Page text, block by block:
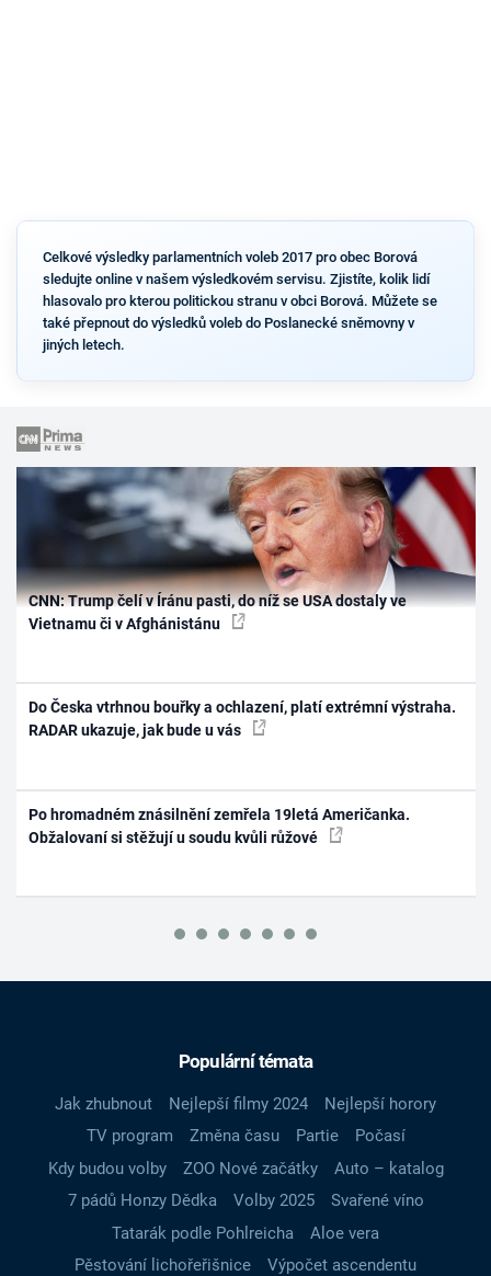
Celkové výsledky parlamentních voleb 2017 pro obec Borová
sledujte online v našem výsledkovém servisu. Zjistíte, kolik lidí
hlasovalo pro kterou politickou stranu v obci Borová. Můžete se
také přepnout do výsledků voleb do Poslanecké sněmovny v
jiných letech.
CNN: Trump čelí v Íránu pasti, do níž se USA dostaly ve
Vietnamu či v Afghánistánu
Do Česka vtrhnou bouřky a ochlazení, platí extrémní výstraha.
RADAR ukazuje, jak bude u vás
Po hromadném znásilnění zemřela 19letá Američanka.
Obžalovaní si stěžují u soudu kvůli růžové
Populární témata
Jak zhubnout Nejlepší filmy 2024
Nejlepší horory
TV program
Změna času Partie
Počasí
Kdy budou volby
ZOO Nové začátky
Auto – katalog
7 pádů Honzy Dědka
Volby 2025
Svařené víno
Tatarák podle Pohlreicha
Aloe vera
Pěstování lichořeřišnice
Výpočet ascendentu